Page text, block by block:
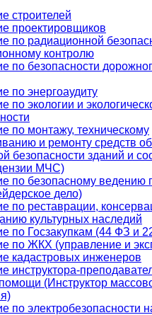
строителей
проектировщиков
по радиационной
контролю
по безопасности
по энергоаудиту
по экологии и
по монтажу, техническому
и ремонту средств
безопасности зданий и
МЧС)
по безопасному ведению
дело)
по реставрации,
культурных наследий
по Госзакупкам (44 ФЗ и
по ЖКХ (управление и
кадастровых инженеров
инструктора-
(Инструктор
по электробезопасности